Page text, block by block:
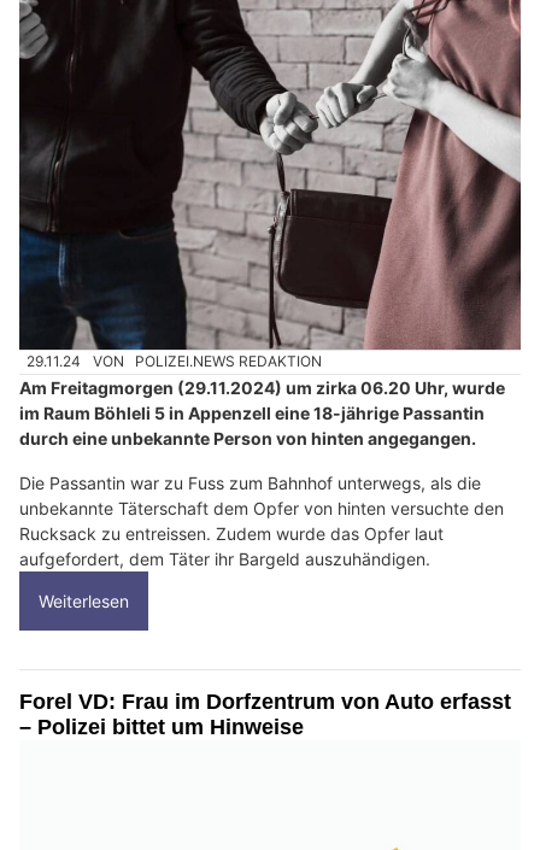
29.11.24 VON POLIZEI.NEWS REDAKTION
Am Freitagmorgen (29.11.2024) um zirka 06.20 Uhr, wurde
im Raum Böhleli 5 in Appenzell eine 18-jährige Passantin
durch eine unbekannte Person von hinten angegangen.
Die Passantin war zu Fuss zum Bahnhof unterwegs, als die
unbekannte Täterschaft dem Opfer von hinten versuchte den
Rucksack zu entreissen. Zudem wurde das Opfer laut
aufgefordert, dem Täter ihr Bargeld auszuhändigen.
Weiterlesen
Forel VD: Frau im Dorfzentrum von Auto erfasst
– Polizei bittet um Hinweise